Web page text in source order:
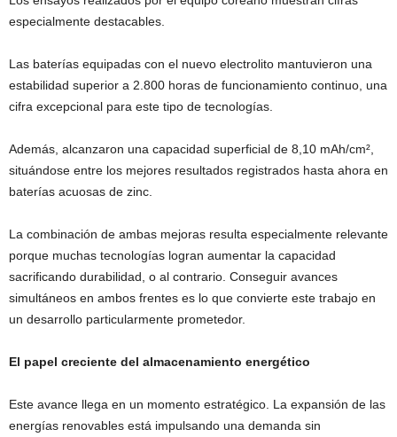
especialmente destacables.
Las baterías equipadas con el nuevo electrolito mantuvieron una
estabilidad superior a 2.800 horas de funcionamiento continuo, una
cifra excepcional para este tipo de tecnologías.
Además, alcanzaron una capacidad superficial de 8,10 mAh/cm²,
situándose entre los mejores resultados registrados hasta ahora en
baterías acuosas de zinc.
La combinación de ambas mejoras resulta especialmente relevante
porque muchas tecnologías logran aumentar la capacidad
sacrificando durabilidad, o al contrario. Conseguir avances
simultáneos en ambos frentes es lo que convierte este trabajo en
un desarrollo particularmente prometedor.
El papel creciente del almacenamiento energético
Este avance llega en un momento estratégico. La expansión de las
energías renovables está impulsando una demanda sin